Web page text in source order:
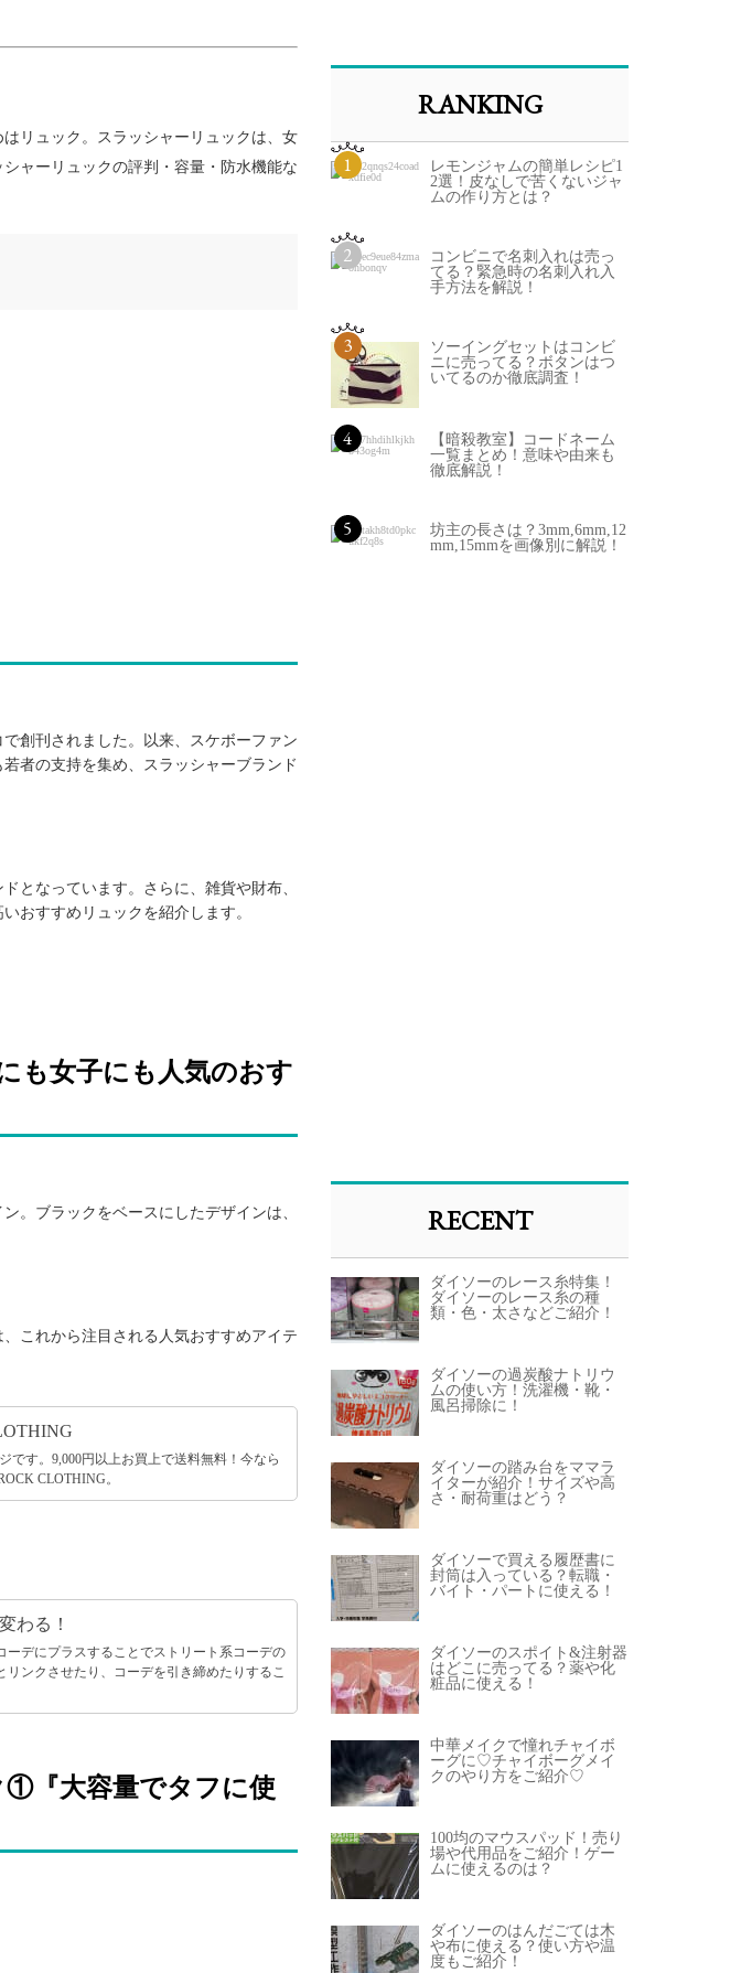
リュック。スラッシャーリュックは、女
ャーリュックの評判・容量・防水機能な
創刊されました。以来、スケボーファン
者の支持を集め、スラッシャーブランド
となっています。さらに、雑貨や財布、
おすすめリュックを紹介します。
も女子にも人気のおす
。ブラックをベースにしたデザインは、
これから注目される人気おすすめアイテ
です。9,000円以上お買上で送料無料！今なら
CLOTHING。
わる！
デにプラスすることでストリート系コーデの
ンクさせたり、コーデを引き締めたりするこ
①『大容量でタフに使
RANKING
1
レモンジャムの簡単レシピ1
2選！皮なしで苦くないジャ
ムの作り方とは？
2
コンビニで名刺入れは売っ
てる？緊急時の名刺入れ入
手方法を解説！
3
ソーイングセットはコンビ
ニに売ってる？ボタンはつ
いてるのか徹底調査！
4
【暗殺教室】コードネーム
一覧まとめ！意味や由来も
徹底解説！
5
坊主の長さは？3mm,6mm,12
mm,15mmを画像別に解説！
RECENT
ダイソーのレース糸特集！
ダイソーのレース糸の種
類・色・太さなどご紹介！
ダイソーの過炭酸ナトリウ
ムの使い方！洗濯機・靴・
風呂掃除に！
ダイソーの踏み台をママラ
イターが紹介！サイズや高
さ・耐荷重はどう？
ダイソーで買える履歴書に
封筒は入っている？転職・
バイト・パートに使える！
ダイソーのスポイト&注射器
はどこに売ってる？薬や化
粧品に使える！
中華メイクで憧れチャイボ
ーグに♡チャイボーグメイ
クのやり方をご紹介♡
100均のマウスパッド！売り
場や代用品をご紹介！ゲー
ムに使えるのは？
ダイソーのはんだごては木
や布に使える？使い方や温
度もご紹介！